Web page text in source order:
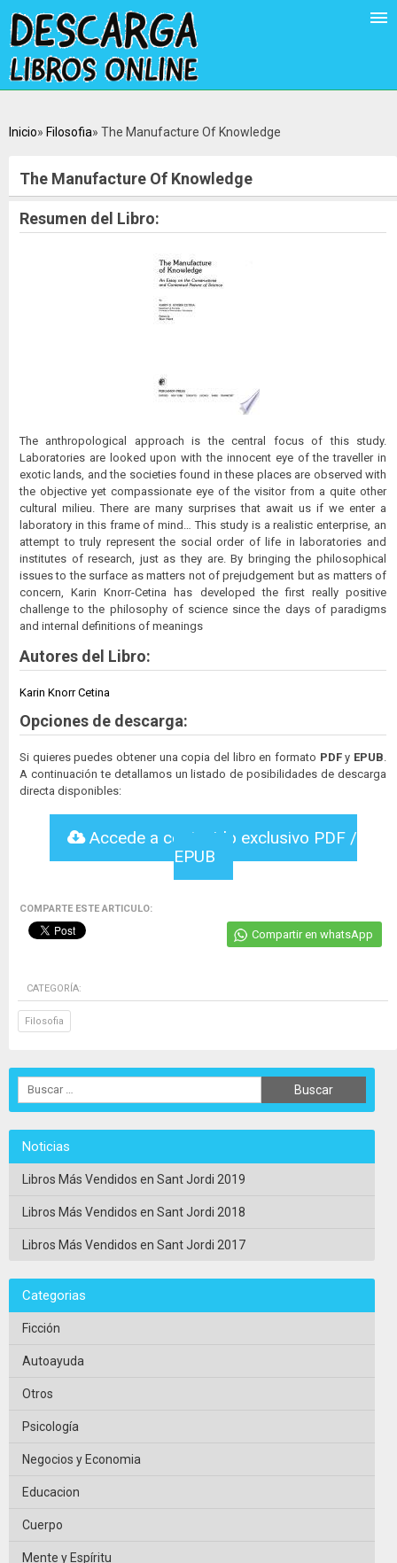
Inicio Filosofia The Manufacture Of Knowledge
The Manufacture Of Knowledge
Resumen del Libro:
The anthropological approach is the central focus of this study.
Laboratories are looked upon with the innocent eye of the traveller in
exotic lands, and the societies found in these places are observed with
the objective yet compassionate eye of the visitor from a quite other
cultural milieu. There are many surprises that await us if we enter a
laboratory in this frame of mind… This study is a realistic enterprise, an
attempt to truly represent the social order of life in laboratories and
institutes of research, just as they are. By bringing the philosophical
issues to the surface as matters not of prejudgement but as matters of
concern, Karin Knorr-Cetina has developed the first really positive
challenge to the philosophy of science since the days of paradigms
and internal definitions of meanings
Autores del Libro:
Karin Knorr Cetina
Opciones de descarga:
Si quieres puedes obtener una copia del libro en formato PDFy EPUB
A continuación te detallamos un listado de posibilidades de descarga
directa disponibles:
Accede a contenido exclusivo PDF /
EPUB
COMPARTE ESTE ARTICULO:
Compartir en whatsApp
CATEGORÍA:
Filosofia
Noticias
Libros Más Vendidos en Sant Jordi 2019
Libros Más Vendidos en Sant Jordi 2018
Libros Más Vendidos en Sant Jordi 2017
Categorias
Ficción
Autoayuda
Otros
Psicología
Negocios y Economia
Educacion
Cuerpo
Mente y Espíritu